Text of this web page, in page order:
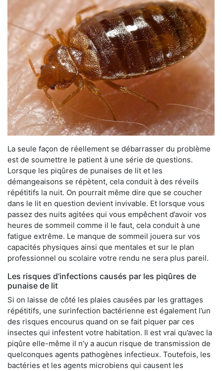
La seule façon de réellement se débarrasser du problème
est de soumettre le patient à une série de questions.
Lorsque les piqûres de punaises de lit et les
démangeaisons se répètent, cela conduit à des réveils
répétitifs la nuit. On pourrait même dire que se coucher
dans le lit en question devient invivable. Et lorsque vous
passez des nuits agitées qui vous empêchent d’avoir vos
heures de sommeil comme il le faut, cela conduit à une
fatigue extrême. Le manque de sommeil jouera sur vos
capacités physiques ainsi que mentales et sur le plan
professionnel ou scolaire votre rendu ne sera plus pareil.
Les risques d’infections causés par les piqûres de
punaise de lit
Si on laisse de côté les plaies causées par les grattages
répétitifs, une surinfection bactérienne est également l’un
des risques encourus quand on se fait piquer par ces
insectes qui infestent votre habitation. Il est vrai qu’avec la
piqûre elle-même il n’y a aucun risque de transmission de
quelconques agents pathogènes infectieux. Toutefois, les
bactéries et les agents microbiens qui causent les